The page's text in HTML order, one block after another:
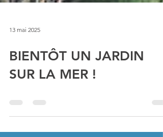
13 mai 2025
BIENTÔT UN JARDIN
SUR LA MER !